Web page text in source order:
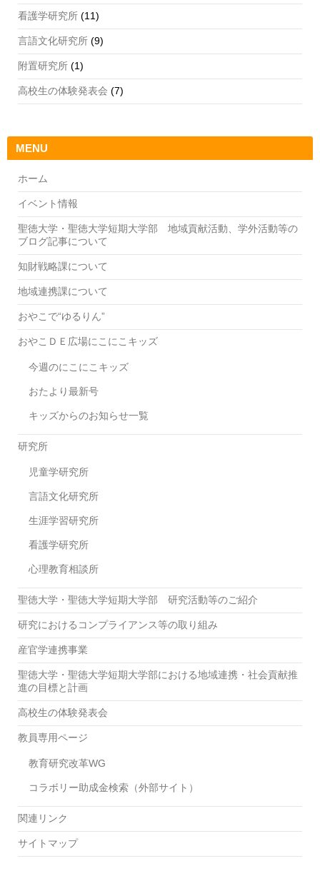
看護学研究所 (11)
言語文化研究所 (9)
附置研究所 (1)
高校生の体験発表会 (7)
MENU
ホーム
イベント情報
聖徳大学・聖徳大学短期大学部 地域貢献活動、学外活動等の
ブログ記事について
知財戦略課について
地域連携課について
おやこで“ゆるりん”
おやこＤＥ広場にこにこキッズ
今週のにこにこキッズ
おたより最新号
キッズからのお知らせ一覧
研究所
児童学研究所
言語文化研究所
生涯学習研究所
看護学研究所
心理教育相談所
聖徳大学・聖徳大学短期大学部 研究活動等のご紹介
研究におけるコンプライアンス等の取り組み
産官学連携事業
聖徳大学・聖徳大学短期大学部における地域連携・社会貢献推
進の目標と計画
高校生の体験発表会
教員専用ページ
教育研究改革WG
コラボリー助成金検索（外部サイト）
関連リンク
サイトマップ